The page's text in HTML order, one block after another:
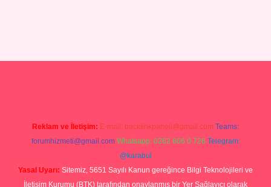
Reklam ve İletişim: E-mail: backlinkpaneli@gmail.com Teams:
forumhizmeti@gmail.com Whatsapp: 0262 606 0 726 Telegram:
@karabul
Yasal Uyarı: Sitemiz, 5651 Sayılı Kanun gereğince Bilgi Teknolojileri ve
İletişim Kurumu (BTK) tarafından onaylanmış bir Yer Sağlayıcı olarak